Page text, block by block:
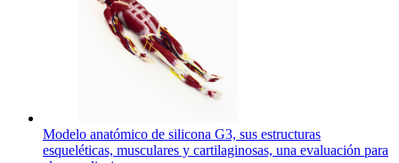
Modelo anatómico de silicona G3, sus estructuras
esqueléticas, musculares y cartilaginosas, una evaluación para